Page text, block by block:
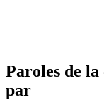
Paroles de
par